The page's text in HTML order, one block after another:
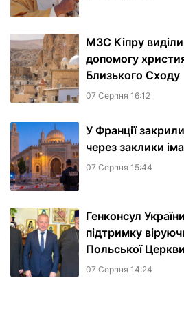
МЗС Кіпру
допомогу
Близького Сходу
07 Серпня 16:12
У Франції
через заклики
07 Серпня 15:44
Генконсул
підтримку
Польської Церкви
07 Серпня 14:24